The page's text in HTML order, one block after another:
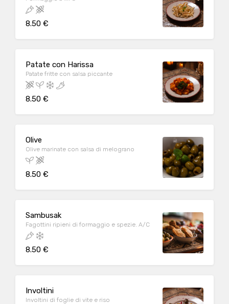
8.50 €
Patate con Harissa
Patate fritte con salsa piccante
8.50 €
Olive
Olive marinate con salsa di melograno
8.50 €
Sambusak
Fagottini ripieni di formaggio e spezie. A/C
8.50 €
Involtini
Involtini di foglie di vite e riso